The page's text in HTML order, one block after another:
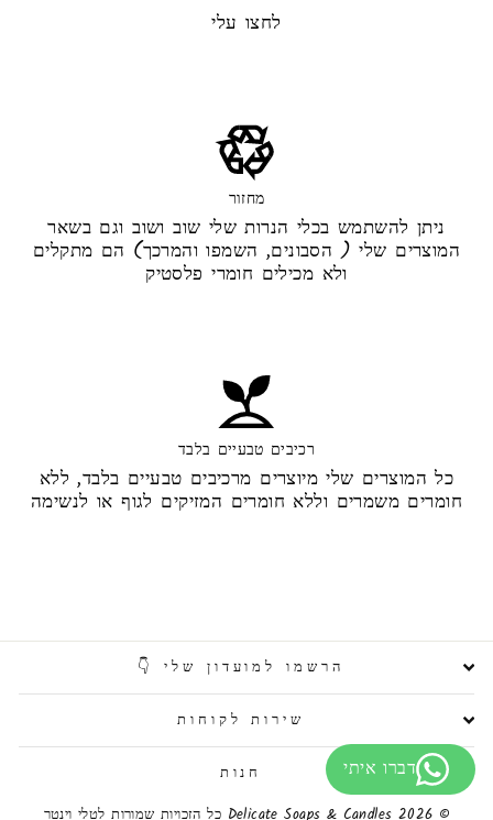
לחצו עלי
מחזור
ניתן להשתמש בכלי הנרות שלי שוב ושוב וגם בשאר
המוצרים שלי ( הסבונים, השמפו והמרכך) הם מתקלים
ולא מכילים חומרי פלסטיק
רכיבים טבעיים בלבד
כל המוצרים שלי מיוצרים מרכיבים טבעיים בלבד, ללא
חומרים משמרים וללא חומרים המזיקים לגוף או לנשימה
הרשמו למועדון שלי 👇
שירות לקוחות
חנות